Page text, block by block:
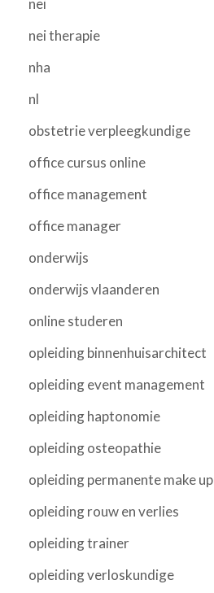
nei
nei therapie
nha
nl
obstetrie verpleegkundige
office cursus online
office management
office manager
onderwijs
onderwijs vlaanderen
online studeren
opleiding binnenhuisarchitect
opleiding event management
opleiding haptonomie
opleiding osteopathie
opleiding permanente make up
opleiding rouw en verlies
opleiding trainer
opleiding verloskundige